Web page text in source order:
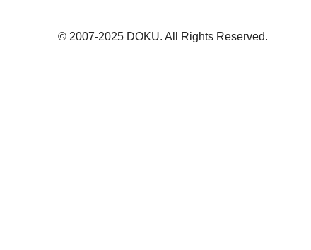
© 2007-2025 DOKU. All Rights Reserved.